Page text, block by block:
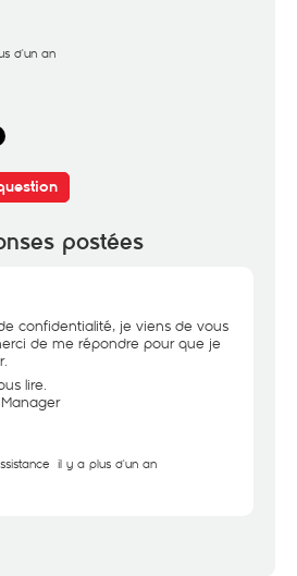
d'un an
postées
confidentialité, je viens de vous
de me répondre pour que je
lire.
il y a plus d'un an